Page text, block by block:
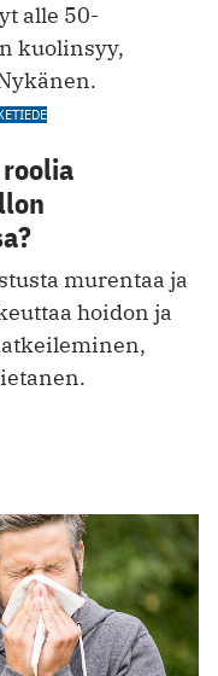
alle 50-
kuolinsyy,
murentaa ja
hoidon ja